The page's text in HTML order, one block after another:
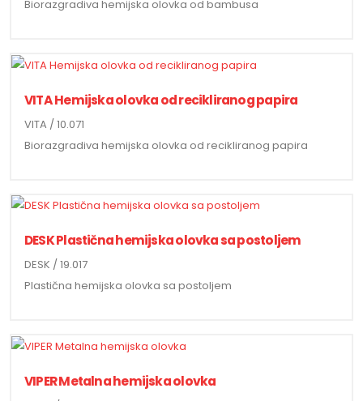
Biorazgradiva hemijska olovka od bambusa
VITA Hemijska olovka od recikliranog papira
VITA / 10.071
Biorazgradiva hemijska olovka od recikliranog papira
DESK Plastična hemijska olovka sa postoljem
DESK / 19.017
Plastična hemijska olovka sa postoljem
VIPER Metalna hemijska olovka